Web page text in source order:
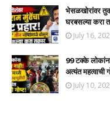
भेसळखोरांवर
घरबसल्या करा
July 16,
99 टक्के लोकांना
अत्यंत
July 10,